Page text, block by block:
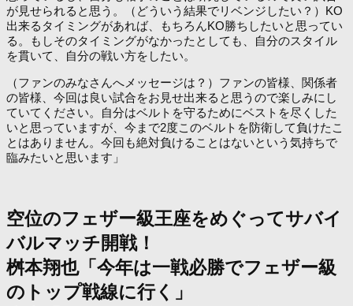
が見せられると思う。（どういう結果でリベンジしたい？）KO
出来るタイミングがあれば、もちろんKO勝ちしたいと思ってい
る。もしそのタイミングがなかったとしても、自分のスタイル
を貫いて、自分の戦い方をしたい。
（ファンのみなさんへメッセージは？）ファンの皆様、関係者
の皆様、今回は良い試合をお見せ出来ると思うので楽しみにし
ていてください。自分はベルトを守るためにベストを尽くした
いと思っていますが、今まで2度このベルトを防衛して負けたこ
とはありません。今回も絶対負けることはないという気持ちで
臨みたいと思います」
空位のフェザー級王座をめぐってサバイ
バルマッチ開戦！
桝本翔也「今年は一戦必勝でフェザー級
のトップ戦線に行く」